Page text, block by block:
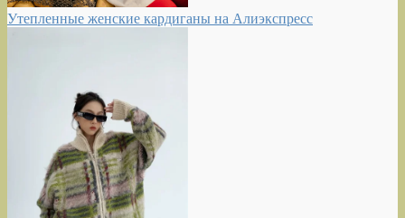
Утепленные женские кардиганы на Алиэкспресс